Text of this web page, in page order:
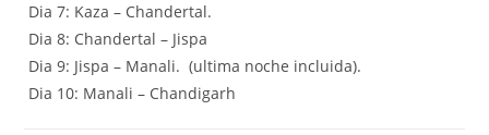
Dia 7: Kaza – Chandertal.
Dia 8: Chandertal – Jispa
Dia 9: Jispa – Manali. (ultima noche incluida).
Dia 10: Manali – Chandigarh